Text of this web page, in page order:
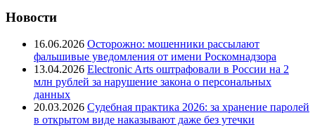
Новости
16.06.2026 Осторожно: мошенники рассылают
фальшивые уведомления от имени Роскомнадзора
13.04.2026 Electronic Arts оштрафовали в России на 2
млн рублей за нарушение закона о персональных
данных
20.03.2026 Судебная практика 2026: за хранение паролей
в открытом виде наказывают даже без утечки